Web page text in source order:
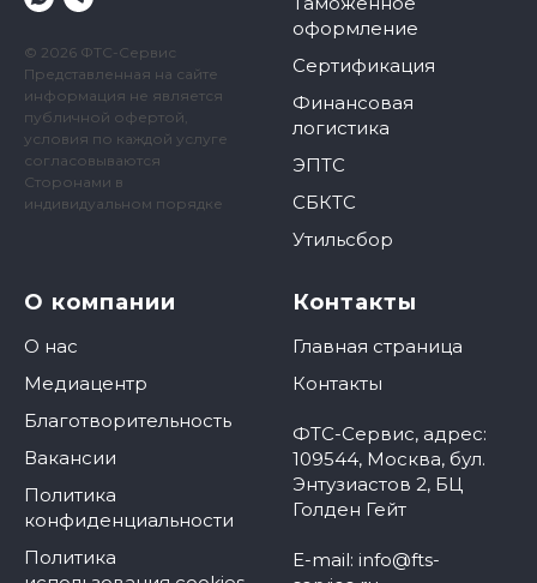
© 2026 ФТС-Сервис
Представленная на сайте
информация не является
публичной офертой,
условия по каждой услуге
согласовываются
Сторонами в
индивидуальном порядке
оформление
Сертификация
Финансовая
логистика
ЭПТС
СБКТС
Утильсбор
О компании
О нас
Медиацентр
Благотворительность
Вакансии
Политика
конфиденциальности
Политика
Контакты
Главная страница
Контакты
ФТС-Сервис, адрес:
109544, Москва, бул.
Энтузиастов 2, БЦ
Голден Гейт
E-mail: info@fts-